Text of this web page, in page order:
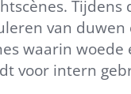
Tijdens
van duwen
waarin woede
voor intern